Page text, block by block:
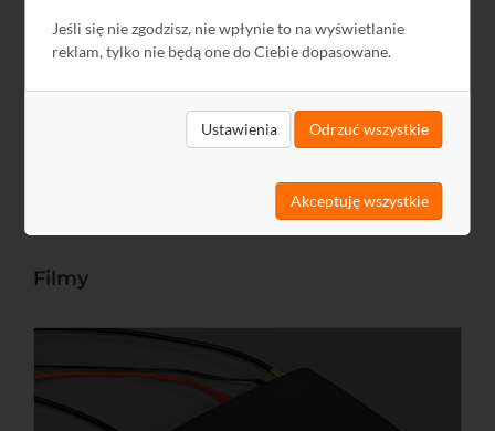
Jeśli się nie zgodzisz, nie wpłynie to na wyświetlanie
reklam, tylko nie będą one do Ciebie dopasowane.
Ustawienia Odrzuć wszystkie
Akceptuję wszystkie
Wymiary mm 260 x 230 x 120
Opakowanie Karton
1,6
Filmy